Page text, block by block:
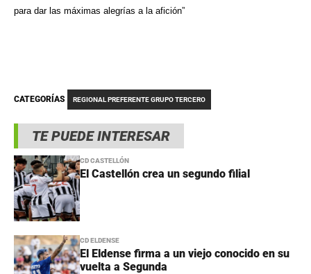
TE PUEDE INTERESAR
CD CASTELLÓN
El Castellón crea un segundo filial
CD ELDENSE
El Eldense firma a un viejo conocido en su
vuelta a Segunda
para dar las máximas alegrías a la afición”
CATEGORÍAS REGIONAL PREFERENTE GRUPO TERCERO